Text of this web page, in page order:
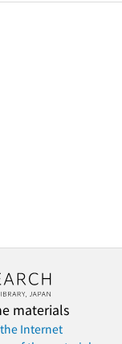
materials
Internet